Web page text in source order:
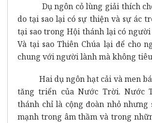
Dụ ngôn cỏ lùng giải thích
do tại sao lại có sự thiện và sự ác
tại sao trong Hội thánh lại có
Và tại sao Thiên Chúa lại để cho
chung với người lành mà không
Hai dụ ngôn hạt cải và men
tăng triển của Nước Trời. Nước
thánh chỉ là cộng đoàn nhỏ nhưng
mạnh trong âm thầm và trong